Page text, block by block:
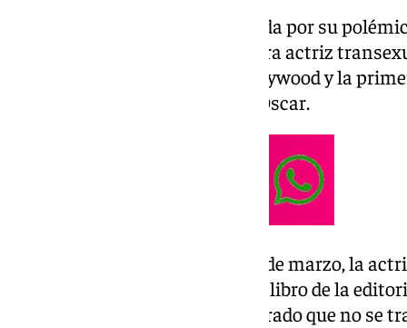
La madrileña no sólo es conocida por su
Pérez’ y convertirse en la primera actriz
premios de la Academia de Hollywood y la
que consigue competir por un Oscar.
Además, este pasado jueves 20 de marzo, la
pública ‘Lo que queda de mí’, un libro de la
trayectoria. Ella misma ha aclarado que no se